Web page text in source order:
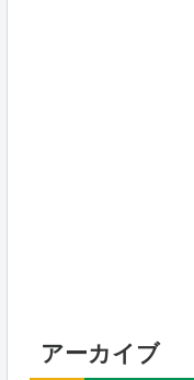
アーカイブ